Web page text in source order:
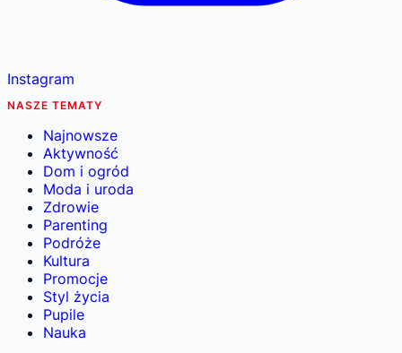
Instagram
NASZE TEMATY
Najnowsze
Aktywność
Dom i ogród
Moda i uroda
Zdrowie
Parenting
Podróże
Kultura
Promocje
Styl życia
Pupile
Nauka